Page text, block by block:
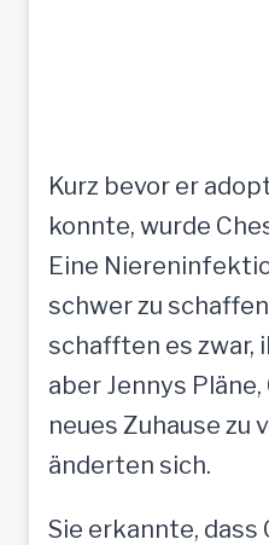
Kurz bevor er
konnte, wurde
Eine
schwer zu
schafften es zwar,
aber Jennys
neues Zuhause zu
änderten sich.
Sie erkannte, dass